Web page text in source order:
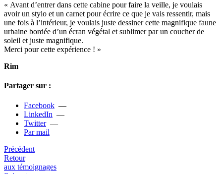
« Avant d’entrer dans cette cabine pour faire la veille, je vou­lais
avoir un stylo et un carnet pour écrire ce que je vais res­sen­tir, mais
une fois à l’inté­rieur, je vou­lais juste des­si­ner cette magni­fi­que faune
urbaine bordée d’un écran végé­tal et subli­mer par un cou­cher de
soleil et juste magni­fi­que.
Merci pour cette expé­rience ! »
Rim
Partager sur :
Facebook —
LinkedIn —
Twitter—
Par mail
Précédent
Retour
aux témoignages